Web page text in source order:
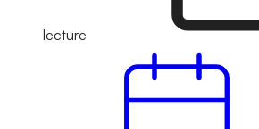
lecture